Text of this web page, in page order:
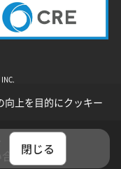
わせ
向上を目的にクッキー
閉じる